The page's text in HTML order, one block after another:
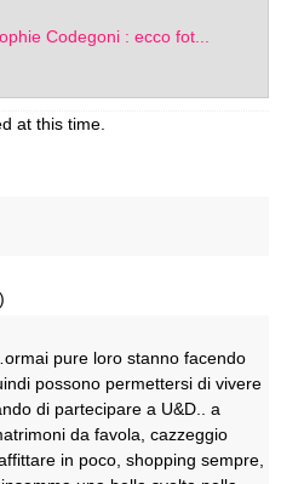
Codegoni : ecco fot...
at this time.
pure loro stanno facendo
possono permettersi di vivere
di partecipare a U&D.. a
da favola, cazzeggio
in poco, shopping sempre,